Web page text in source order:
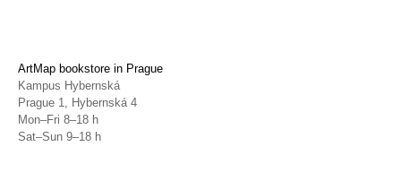
ArtMap bookstore in Prague
Kampus Hybernská
Prague 1, Hybernská 4
Mon–Fri 8–18 h
Sat–Sun 9–18 h